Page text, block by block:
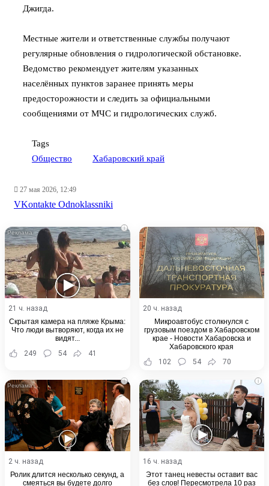
Джигда.
Местные жители и ответственные службы получают
регулярные обновления о гидрологической обстановке.
Ведомство рекомендует жителям указанных
населённых пунктов заранее принять меры
предосторожности и следить за официальными
сообщениями от МЧС и гидрологических служб.
Tags
Общество
Хабаровский край
27 мая 2026, 12:49
VKontakte Odnoklassniki
Email
i
21 ч. назад
Скрытая камера на пляже Крыма:
Что люди вытворяют, когда их не
видят...
249
54 41
20 ч. назад
Микроавтобус столкнулся с
грузовым поездом в Хабаровском
крае - Новости Хабаровска и
Хабаровского края
102
54 70
i
2 ч. назад
Ролик длится несколько секунд, а
смеяться вы будете долго
i
16 ч. назад
Этот танец невесты оставит вас
без слов! Пересмотрела 10 раз